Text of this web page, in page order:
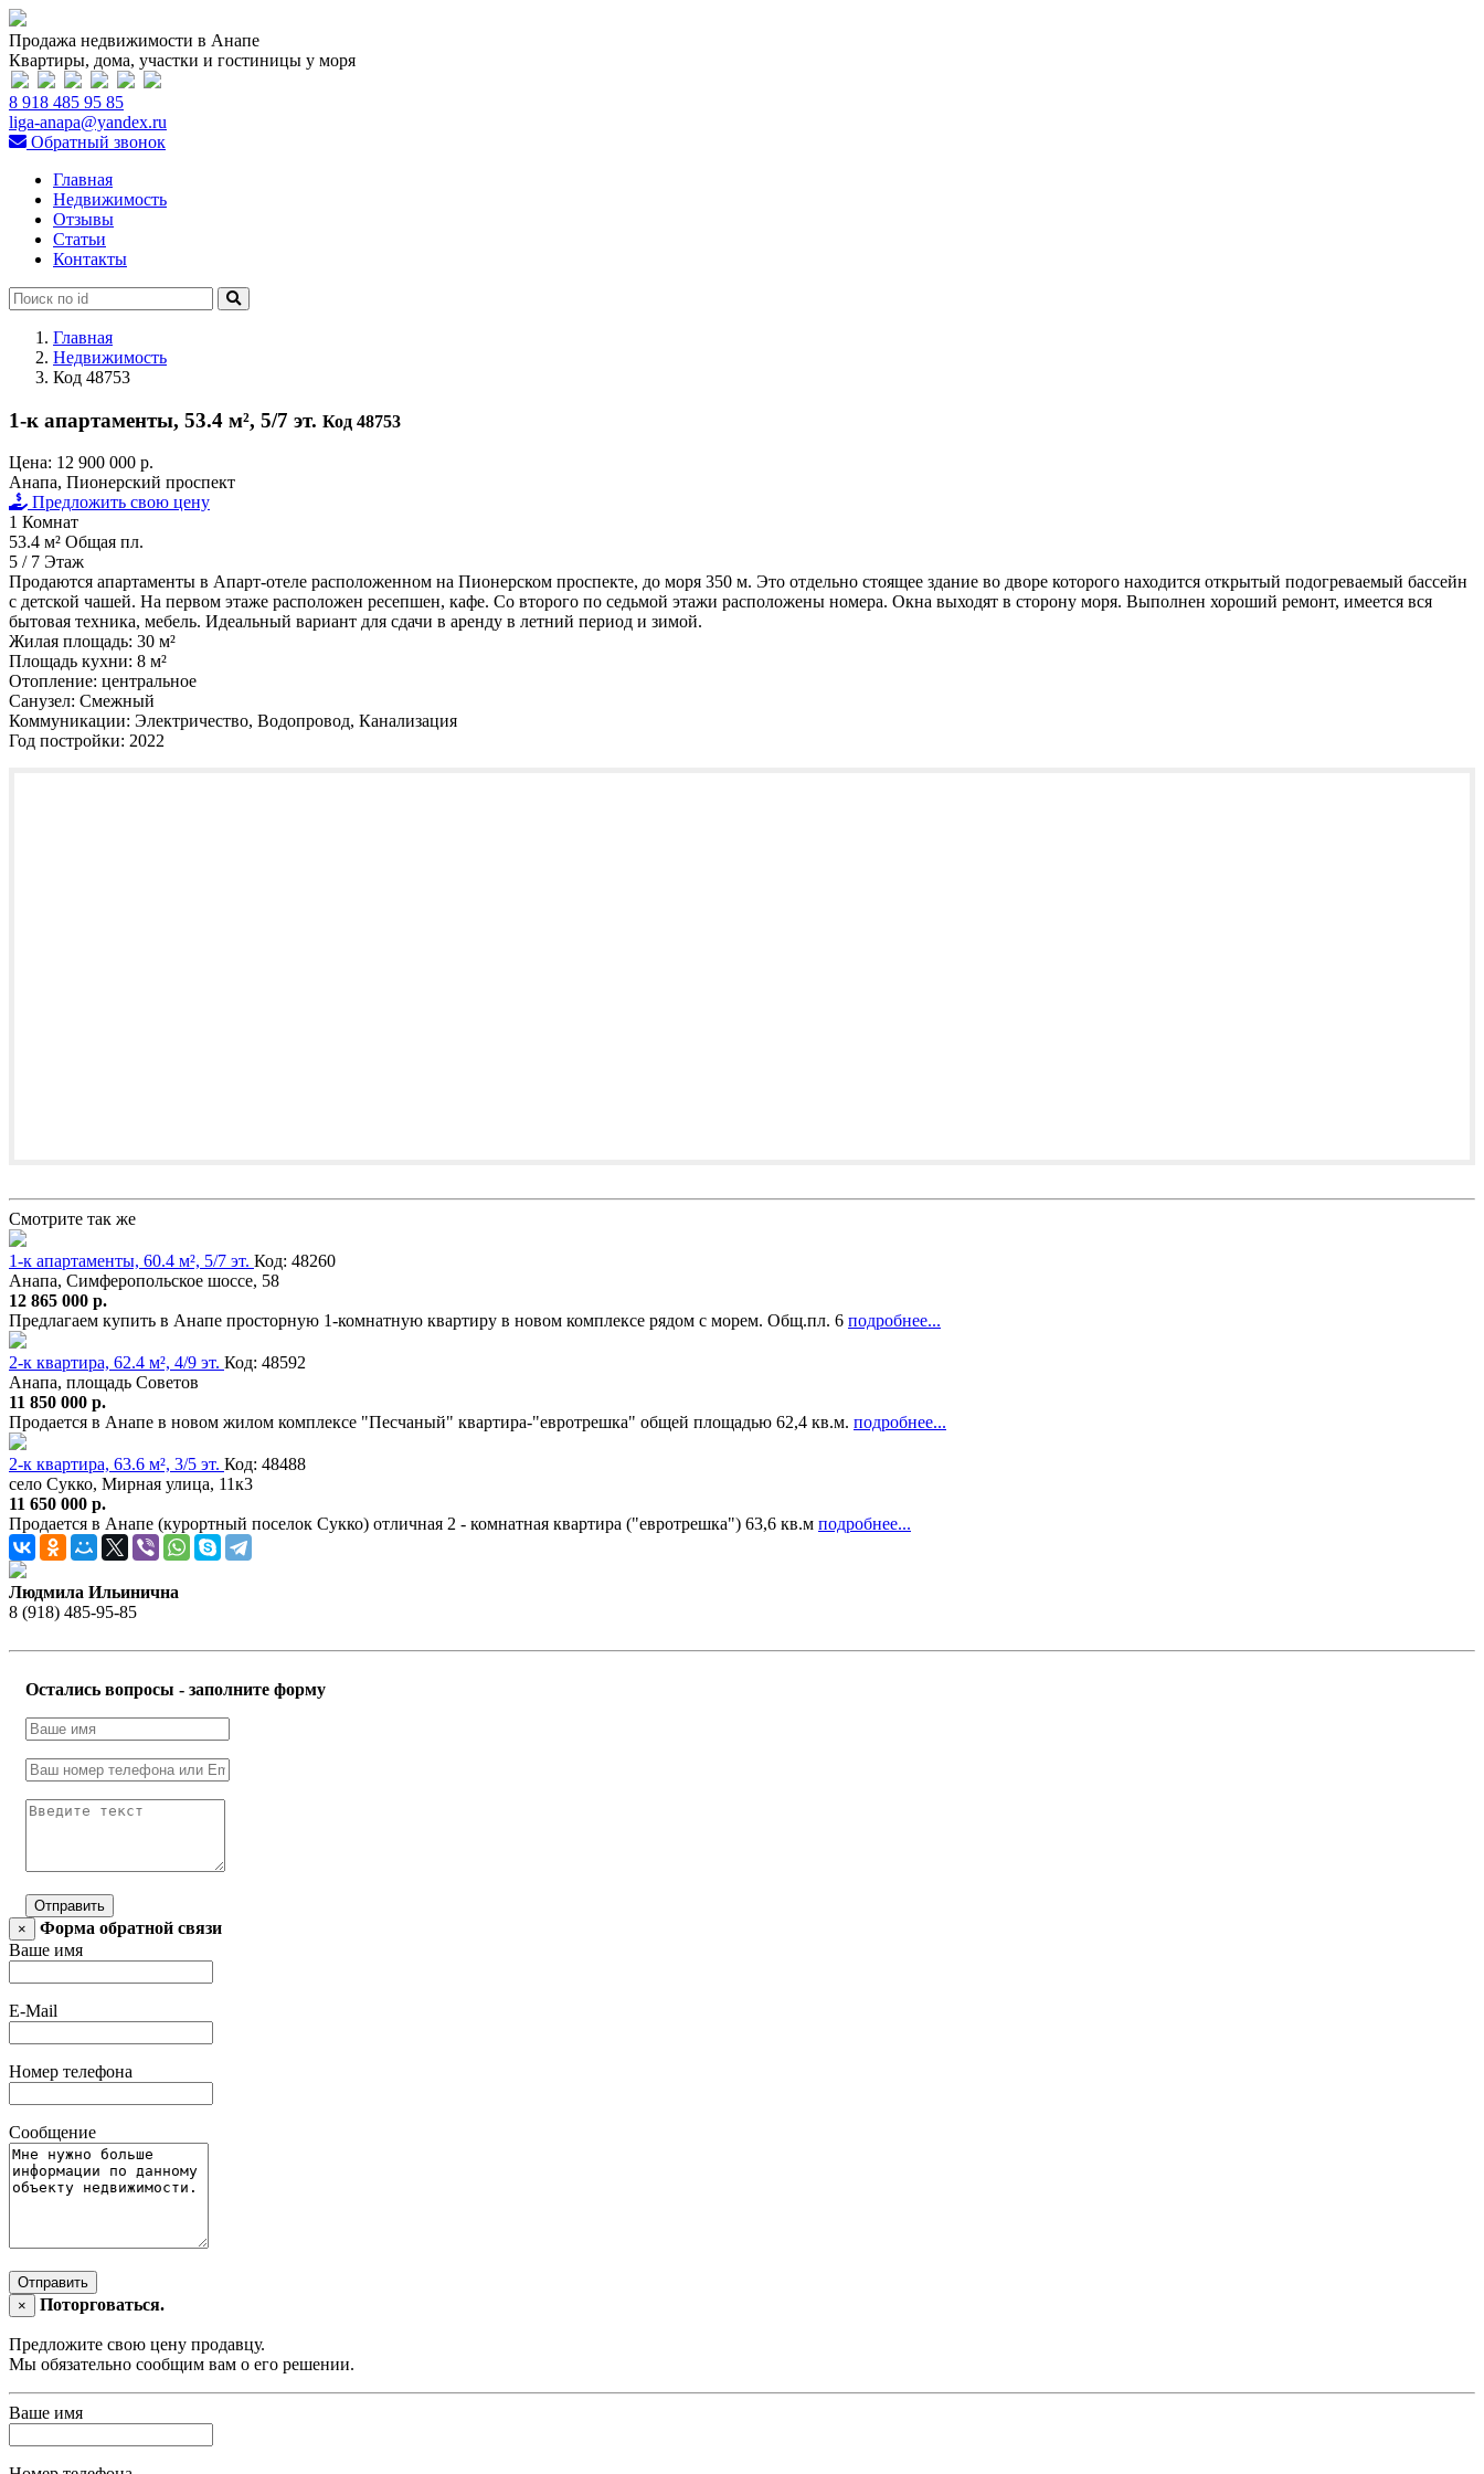
Продажа недвижимости в Анапе
Квартиры, дома, участки и гостиницы у моря
8 918 485 95 85
liga-anapa@yandex.ru
Обратный звонок
Главная
Недвижимость
Отзывы
Статьи
Контакты
Главная
Недвижимость
Код 48753
1-к апартаменты, 53.4 м², 5/7 эт. Код 48753
Цена: 12 900 000 р.
Анапа, Пионерский проспект
Предложить свою цену
1 Комнат
53.4 м² Общая пл.
5 / 7 Этаж
Продаются апартаменты в Апарт-отеле расположенном на Пионерском проспекте, до моря 350 м. Это отдельно стоящее здание во дворе которого находится открытый подогреваемый бассейн
с детской чашей. На первом этаже расположен ресепшен, кафе. Со второго по седьмой этажи расположены номера. Окна выходят в сторону моря. Выполнен хороший ремонт, имеется вся
бытовая техника, мебель. Идеальный вариант для сдачи в аренду в летний период и зимой.
Жилая площадь: 30 м²
Площадь кухни: 8 м²
Отопление: центральное
Санузел: Смежный
Коммуникации: Электричество, Водопровод, Канализация
Год постройки: 2022
Смотрите так же
1-к апартаменты, 60.4 м², 5/7 эт. Код: 48260
Анапа, Симферопольское шоссе, 58
12 865 000 р.
Предлагаем купить в Анапе просторную 1-комнатную квартиру в новом комплексе рядом с морем. Общ.пл. 6 подробнее...
2-к квартира, 62.4 м², 4/9 эт. Код: 48592
Анапа, площадь Советов
11 850 000 р.
Продается в Анапе в новом жилом комплексе "Песчаный" квартира-"евротрешка" общей площадью 62,4 кв.м. подробнее...
2-к квартира, 63.6 м², 3/5 эт. Код: 48488
село Сукко, Мирная улица, 11к3
11 650 000 р.
Продается в Анапе (курортный поселок Сукко) отличная 2 - комнатная квартира ("евротрешка") 63,6 кв.м подробнее...
Людмила Ильинична
8 (918) 485-95-85
Остались вопросы - заполните форму
Отправить
×
Форма обратной связи
Ваше имя
E-Mail
Номер телефона
Сообщение
Отправить
×
Поторговаться.
Предложите свою цену продавцу.
Мы обязательно сообщим вам о его решении.
Ваше имя